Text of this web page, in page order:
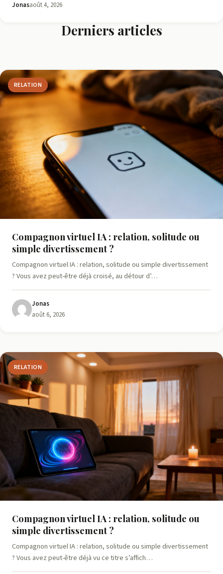
Jonasaoût 4, 2026
Derniers articles
RELATION
Compagnon virtuel IA : relation, solitude ou
simple divertissement ?
Compagnon virtuel IA : relation, solitude ou simple divertissement
? Vous avez peut-être déjà croisé, au détour d’…
Jonas
août 6, 2026
RELATION
Compagnon virtuel IA : relation, solitude ou
simple divertissement ?
Compagnon virtuel IA : relation, solitude ou simple divertissement
? Vous avez peut-être déjà vu ce titre s’affich…